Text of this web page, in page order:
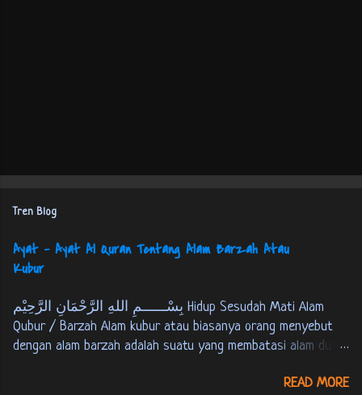
Tren Blog
Ayat - Ayat Al Quran Tentang Alam Barzah Atau
Kubur
بِسْــــــمِ اللهِ الرَّحْمَانِ الرَّحِيْم Hidup Sesudah Mati Alam
Qubur / Barzah Alam kubur atau biasanya orang menyebut
dengan alam barzah adalah suatu yang membatasi alam dunia
berada pada alam kubur atau alam barzah, yaitu masaREAD MORE